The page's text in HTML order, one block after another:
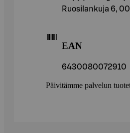
Ruosilankuja 6,
EAN
6430080072910
Päivitämme palvelun